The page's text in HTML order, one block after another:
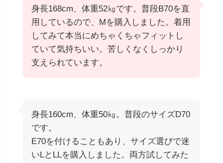
身長168cm、体重52㎏です。普段B70を直
用しているので、Mを購入しました。着用
してみて本当にめちゃくちゃフィットし
ていて気持ちいい。苦しくなくしっかり
支えられています。
身長160cm、体重50㎏。普段のサイズD70
です。
E70を付けることもあり、サイズ選びで迷
いLとLLを購入しました。両方試してみた